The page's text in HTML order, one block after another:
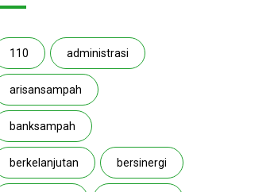
110 administrasi
arisansampah
banksampah
berkelanjutan bersinergi